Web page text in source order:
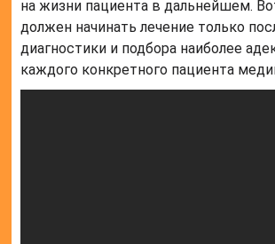
на жизни пациента в дальнейшем.
должен начинать лечение только
диагностики и подбора наиболее
каждого конкретного пациента